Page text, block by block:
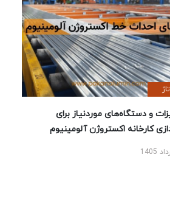
و دستگاه‌های موردنیاز برای
کارخانه اکستروژن آلومینیوم